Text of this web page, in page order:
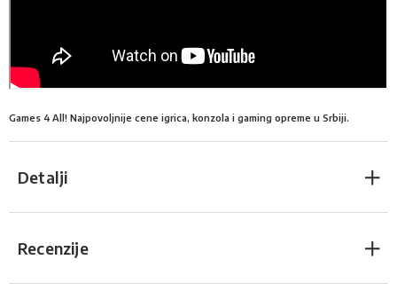
Games 4 All! Najpovoljnije cene igrica, konzola i gaming opreme u Srbiji.
Detalji
Recenzije